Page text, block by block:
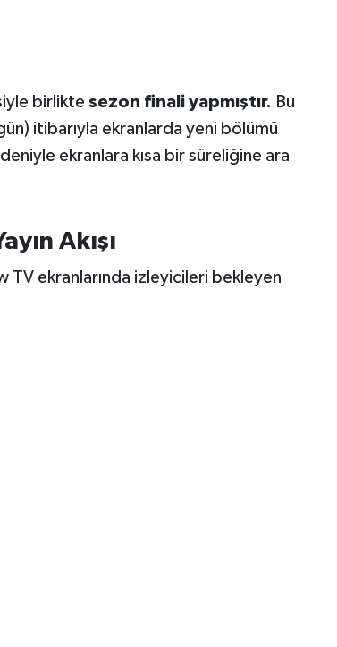
birlikte sezon finali yapmıştır. Bu
itibarıyla ekranlarda yeni bölümü
ekranlara kısa bir süreliğine ara
Akışı
TV ekranlarında izleyicileri bekleyen